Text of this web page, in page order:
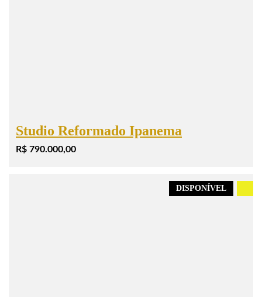
Studio Reformado Ipanema
R$ 790.000,00
DISPONÍVEL